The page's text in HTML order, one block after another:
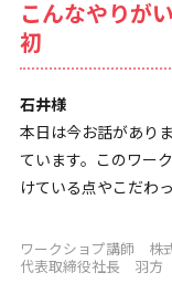
こんなやりが
初
石井様
本日は今お話があり
ています。このワー
けている点やこだわ
ワークショプ講師 株
代表取締役社長 羽方